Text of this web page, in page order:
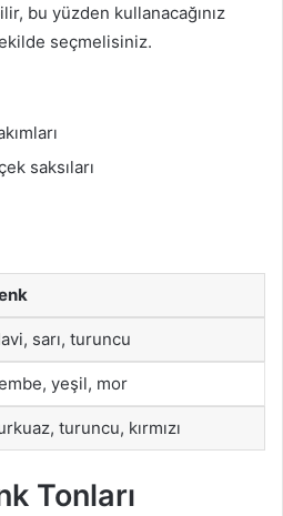
bu yüzden kullanacağınız
seçmelisiniz.
saksıları
sarı, turuncu
yeşil, mor
turuncu, kırmızı
Tonları